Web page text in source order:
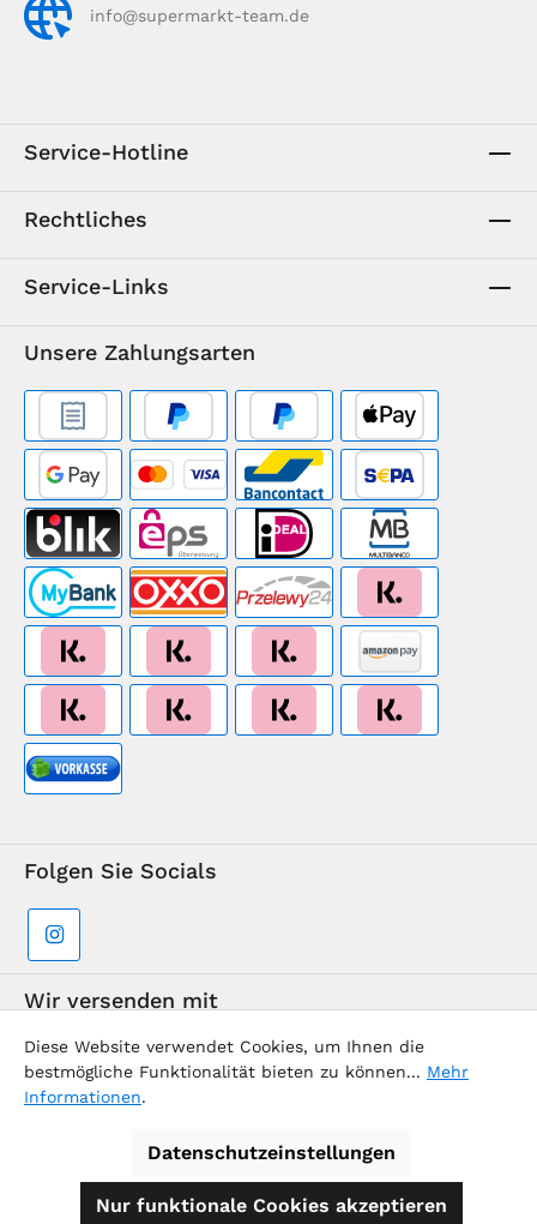
info@supermarkt-team.de
Service-Hotline
Rechtliches
Service-Links
Unsere Zahlungsarten
Folgen Sie Socials
Wir versenden mit
Diese Website verwendet Cookies, um Ihnen die
bestmögliche Funktionalität bieten zu können... Mehr
Informationen.
Datenschutzeinstellungen
Nur funktionale Cookies akzeptieren